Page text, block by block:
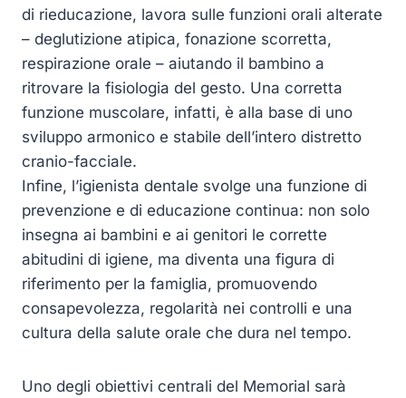
di rieducazione, lavora sulle funzioni orali alterate
– deglutizione atipica, fonazione scorretta,
respirazione orale – aiutando il bambino a
ritrovare la fisiologia del gesto. Una corretta
funzione muscolare, infatti, è alla base di uno
sviluppo armonico e stabile dell’intero distretto
cranio-facciale.
Infine, l’igienista dentale svolge una funzione di
prevenzione e di educazione continua: non solo
insegna ai bambini e ai genitori le corrette
abitudini di igiene, ma diventa una figura di
riferimento per la famiglia, promuovendo
consapevolezza, regolarità nei controlli e una
cultura della salute orale che dura nel tempo.
Uno degli obiettivi centrali del Memorial sarà